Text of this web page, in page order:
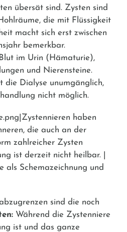
übersät sind. Zysten sind
die mit Flüssigkeit
macht sich erst zwischen
bemerkbar.
im Urin (Hämaturie),
und Nierensteine.
die Dialyse unumgänglich,
nicht möglich.
haben
die auch an der
zahlreicher Zysten
ist derzeit nicht heilbar. |
als Schemazeichnung und
sind die noch
Während die Zystenniere
ist und das ganze